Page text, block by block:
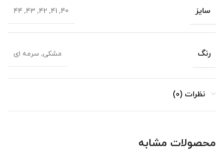
سایز 40, 41, 42, 43, 44
رنگ مشکی, سرمه ای
نظرات (0)
محصولات مشابه